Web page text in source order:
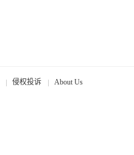
侵权投诉
About Us